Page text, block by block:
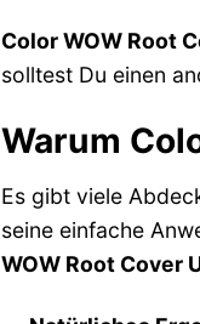
Color WOW Root
solltest Du einen
Warum
Es gibt viele
seine einfache
WOW Root Cover